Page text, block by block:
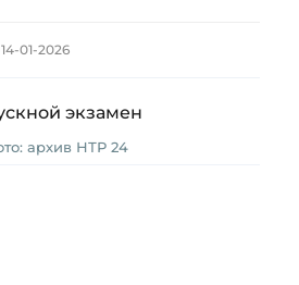
14-01-2026
архив НТР 24